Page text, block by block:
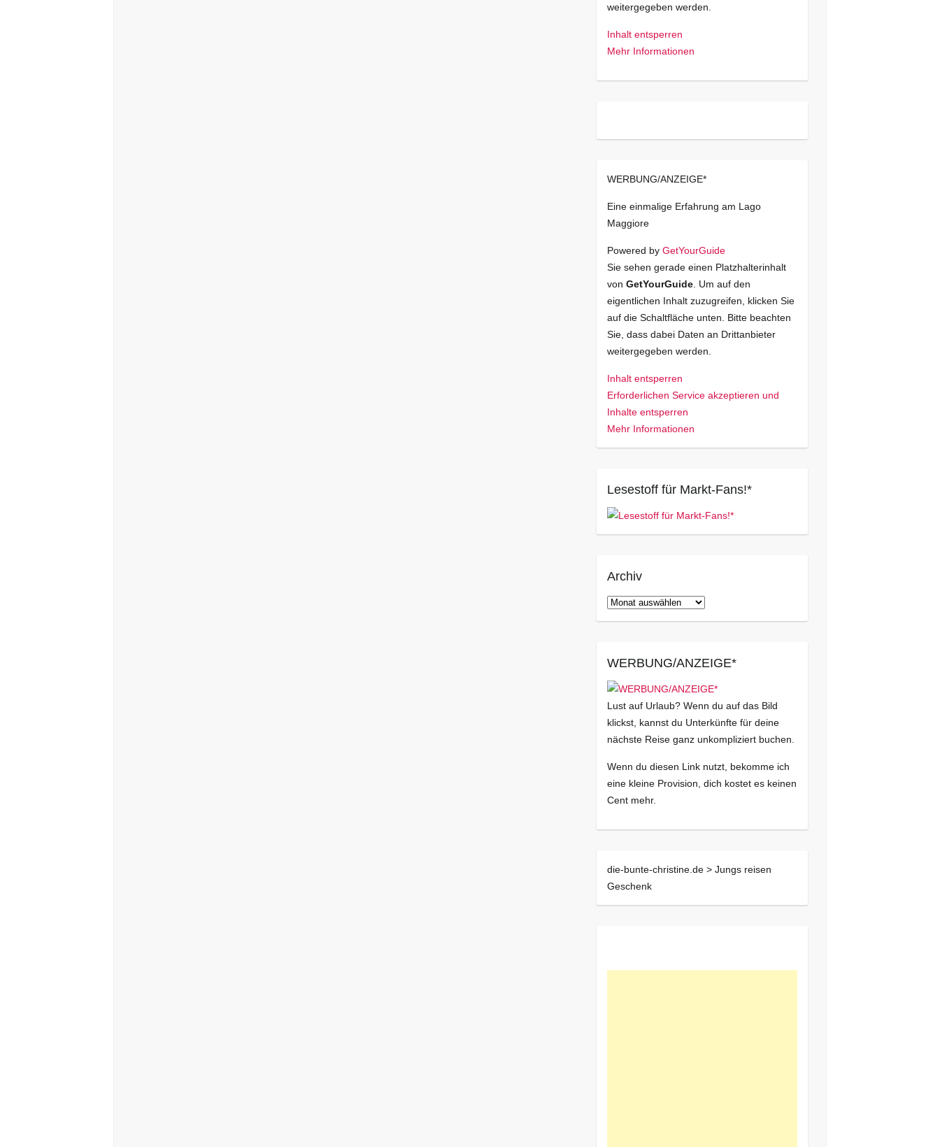
weitergegeben werden.
Inhalt entsperren
Mehr Informationen
WERBUNG/ANZEIGE*
Eine einmalige Erfahrung am Lago
Maggiore
Powered by GetYourGuide
Sie sehen gerade einen Platzhalterinhalt
von GetYourGuide. Um auf den
eigentlichen Inhalt zuzugreifen, klicken Sie
auf die Schaltfläche unten. Bitte beachten
Sie, dass dabei Daten an Drittanbieter
weitergegeben werden.
Inhalt entsperren
Erforderlichen Service akzeptieren und
Inhalte entsperren
Mehr Informationen
Lesestoff für Markt-Fans!*
Archiv
Archiv
WERBUNG/ANZEIGE*
Lust auf Urlaub? Wenn du auf das Bild
klickst, kannst du Unterkünfte für deine
nächste Reise ganz unkompliziert buchen.
Wenn du diesen Link nutzt, bekomme ich
eine kleine Provision, dich kostet es keinen
Cent mehr.
die-bunte-christine.de > Jungs reisen
Geschenk